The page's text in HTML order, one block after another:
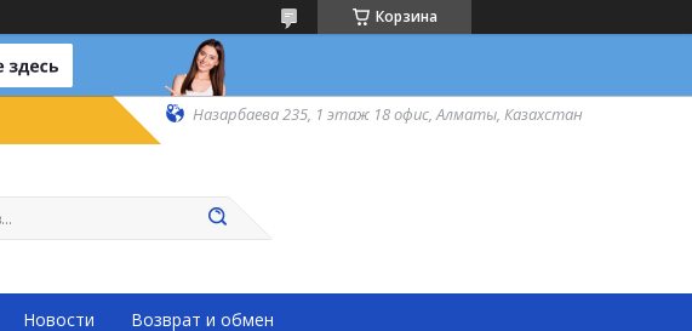
Корзина
Назарбаева 235, 1 этаж 18 офис, Алматы, Казахстан
Новости Возврат и обмен